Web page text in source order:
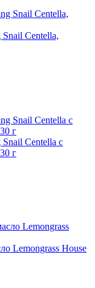
Snail Centella,
Snail Centella с
г
Lemongrass House